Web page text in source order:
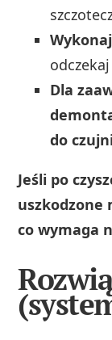
Dla
do
Jeśli po
uszkodzone
co wymaga